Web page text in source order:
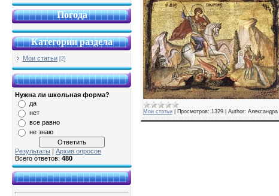
Погода
Категории раздела
Мои статьи [2]
Нужна ли школьная форма?
да
нет
все равно
не знаю
Результаты | Архив опросов
Всего ответов: 480
Мои статьи Просмотров: 1329 Author: Александра